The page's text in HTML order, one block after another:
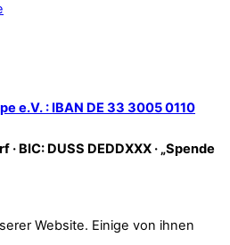
e.V. : IBAN DE 33 3005 0110
BIC: DUSS DEDDXXX · „Spende
Website. Einige von ihnen